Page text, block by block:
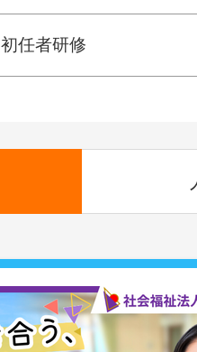
初任者研修